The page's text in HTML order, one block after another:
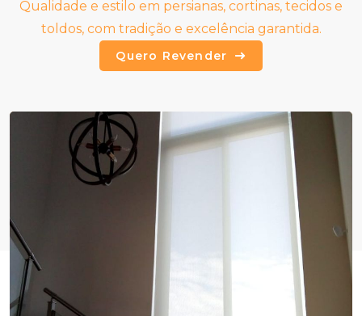
Qualidade e estilo em persianas, cortinas, tecidos e
toldos, com tradição e excelência garantida.
Quero Revender